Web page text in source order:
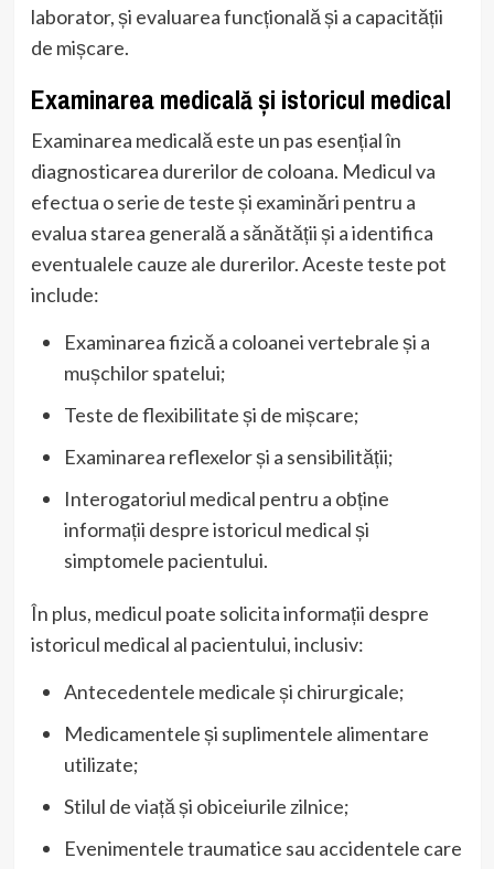
laborator, și evaluarea funcțională și a capacității
de mișcare.
Examinarea medicală și istoricul medical
Examinarea medicală este un pas esențial în
diagnosticarea durerilor de coloana. Medicul va
efectua o serie de teste și examinări pentru a
evalua starea generală a sănătății și a identifica
eventualele cauze ale durerilor. Aceste teste pot
include:
Examinarea fizică a coloanei vertebrale și a
mușchilor spatelui;
Teste de flexibilitate și de mișcare;
Examinarea reflexelor și a sensibilității;
Interogatoriul medical pentru a obține
informații despre istoricul medical și
simptomele pacientului.
În plus, medicul poate solicita informații despre
istoricul medical al pacientului, inclusiv:
Antecedentele medicale și chirurgicale;
Medicamentele și suplimentele alimentare
utilizate;
Stilul de viață și obiceiurile zilnice;
Evenimentele traumatice sau accidentele care